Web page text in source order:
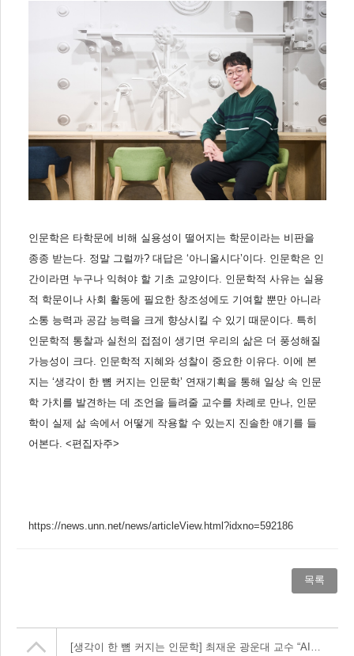
인문학은 타학문에 비해 실용성이 떨어지는 학문이라는 비판을
종종 받는다. 정말 그럴까? 대답은 ‘아니올시다’이다. 인문학은 인
간이라면 누구나 익혀야 할 기초 교양이다. 인문학적 사유는 실용
적 학문이나 사회 활동에 필요한 창조성에도 기여할 뿐만 아니라
소통 능력과 공감 능력을 크게 향상시킬 수 있기 때문이다. 특히
인문학적 통찰과 실천의 접점이 생기면 우리의 삶은 더 풍성해질
가능성이 크다. 인문학적 지혜와 성찰이 중요한 이유다. 이에 본
지는 ‘생각이 한 뼘 커지는 인문학’ 연재기획을 통해 일상 속 인문
학 가치를 발견하는 데 조언을 들려줄 교수를 차례로 만나, 인문
학이 실제 삶 속에서 어떻게 작용할 수 있는지 진솔한 얘기를 들
어본다. <편집자주>
https://news.unn.net/news/articleView.html?idxno=592186
목록